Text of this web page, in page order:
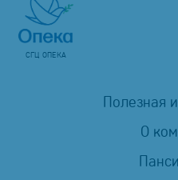
СГЦ ОПЕКА
Полезная
О